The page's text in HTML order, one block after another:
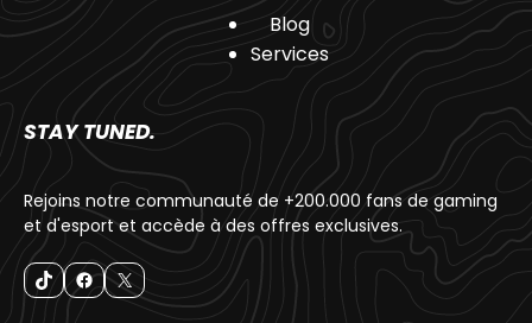
Blog
Services
STAY TUNED.
Rejoins notre communauté de +200.000 fans de gaming
et d'esport et accède à des offres exclusives.